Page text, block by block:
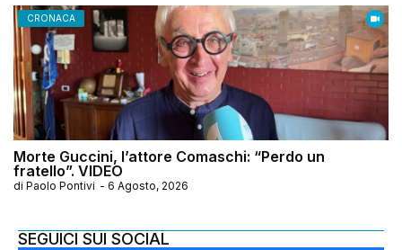
CRONACA
Morte Guccini, l’attore Comaschi: “Perdo un
fratello”. VIDEO
di Paolo Pontivi - 6 Agosto, 2026
SEGUICI SUI SOCIAL